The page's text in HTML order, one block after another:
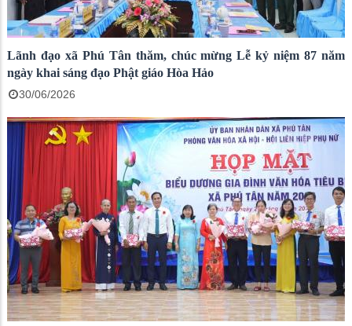
Lãnh đạo xã Phú Tân thăm, chúc mừng Lễ kỷ niệm 87 năm
ngày khai sáng đạo Phật giáo Hòa Hảo
30/06/2026